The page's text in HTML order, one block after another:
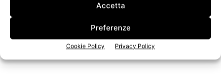
Accetta
Preferenze
Cookie Policy Privacy Policy